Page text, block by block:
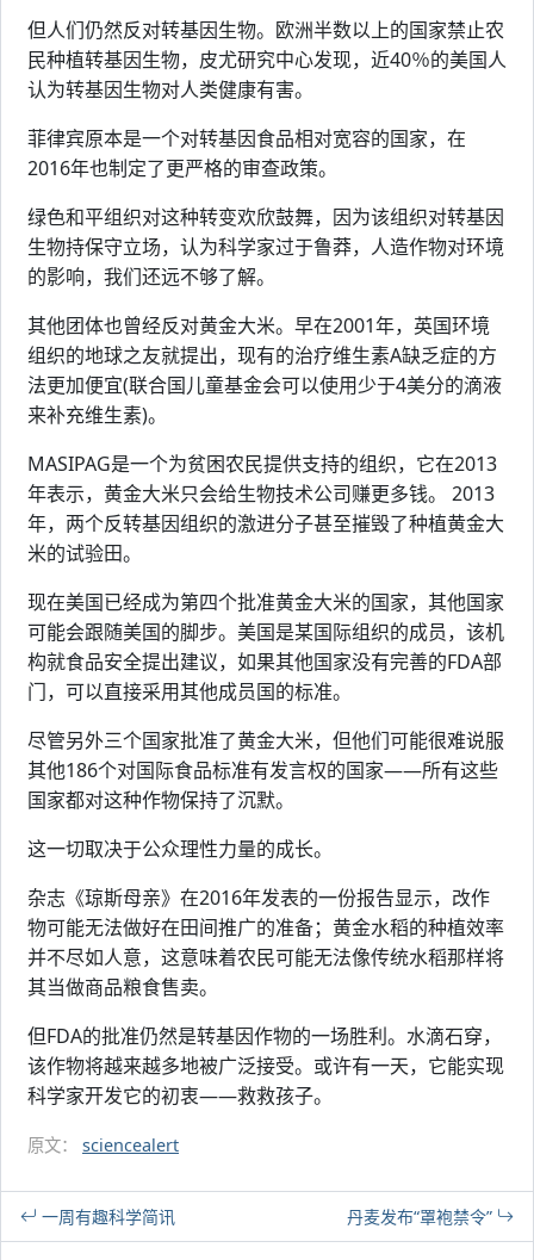
但人们仍然反对转基因生物。欧洲半数以上的国家禁止农
民种植转基因生物，皮尤研究中心发现，近40％的美国人
认为转基因生物对人类健康有害。
菲律宾原本是一个对转基因食品相对宽容的国家，在
2016年也制定了更严格的审查政策。
绿色和平组织对这种转变欢欣鼓舞，因为该组织对转基因
生物持保守立场，认为科学家过于鲁莽，人造作物对环境
的影响，我们还远不够了解。
其他团体也曾经反对黄金大米。早在2001年，英国环境
组织的地球之友就提出，现有的治疗维生素A缺乏症的方
法更加便宜(联合国儿童基金会可以使用少于4美分的滴液
来补充维生素)。
MASIPAG是一个为贫困农民提供支持的组织，它在2013
年表示，黄金大米只会给生物技术公司赚更多钱。 2013
年，两个反转基因组织的激进分子甚至摧毁了种植黄金大
米的试验田。
现在美国已经成为第四个批准黄金大米的国家，其他国家
可能会跟随美国的脚步。美国是某国际组织的成员，该机
构就食品安全提出建议，如果其他国家没有完善的FDA部
门，可以直接采用其他成员国的标准。
尽管另外三个国家批准了黄金大米，但他们可能很难说服
其他186个对国际食品标准有发言权的国家——所有这些
国家都对这种作物保持了沉默。
这一切取决于公众理性力量的成长。
杂志《琼斯母亲》在2016年发表的一份报告显示，改作
物可能无法做好在田间推广的准备；黄金水稻的种植效率
并不尽如人意，这意味着农民可能无法像传统水稻那样将
其当做商品粮食售卖。
但FDA的批准仍然是转基因作物的一场胜利。水滴石穿，
该作物将越来越多地被广泛接受。或许有一天，它能实现
科学家开发它的初衷——救救孩子。
原文： sciencealert
一周有趣科学简讯 丹麦发布“罩袍禁令”